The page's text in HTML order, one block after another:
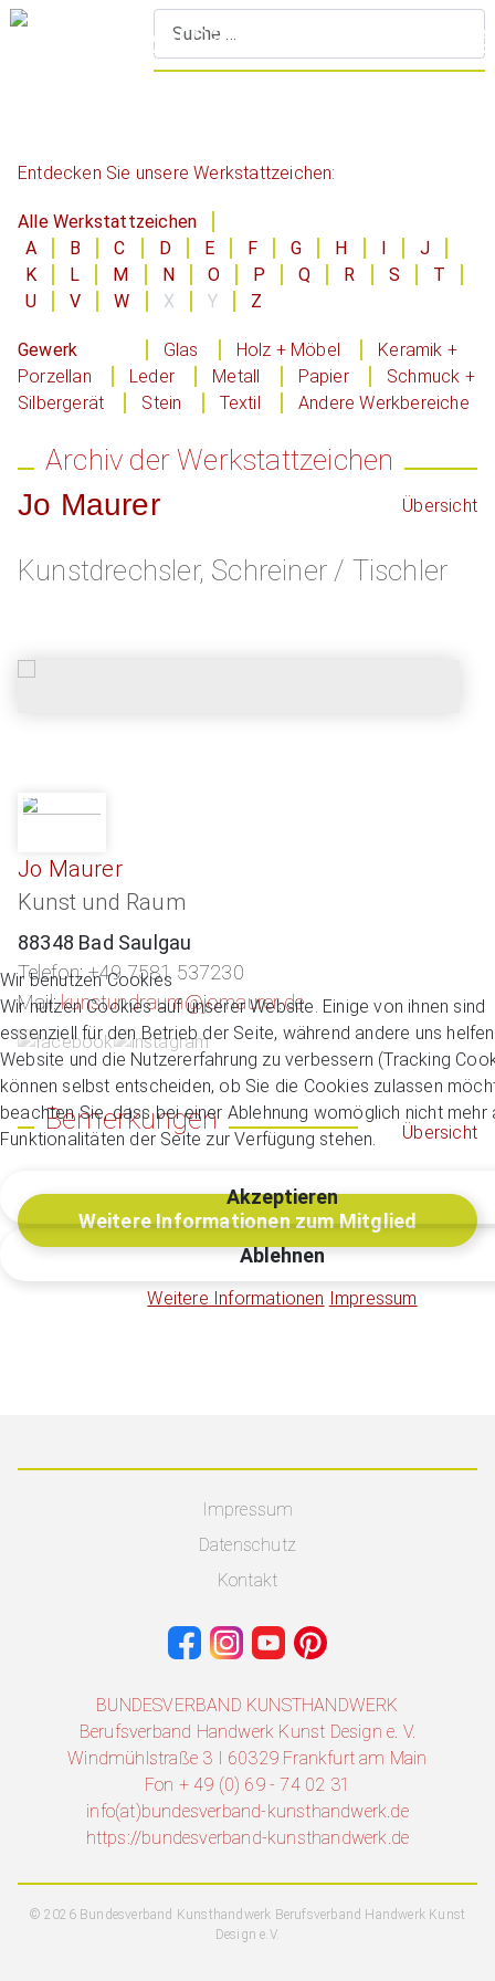
Entdecken Sie unsere Werkstattzeichen:
Alle Werkstattzeichen
A
B C D E F G H
J
K
L M N O P Q R S
T
U
V W X Y Z
Gewerk Glas Holz + Möbel
Keramik +
Porzellan
Leder Metall Papier
Schmuck +
Silbergerät
Stein Textil Andere Werkbereiche
Archiv der Werkstattzeichen
Übersicht
Jo Maurer
Kunstdrechsler, Schreiner / Tischler
Jo Maurer
Kunst und Raum
88348 Bad Saulgau
Telefon: +49 7581 537230
Mail:kunstundraum@jomaurer.de
Übersicht
Bemerkungen
Weitere Informationen zum Mitglied
Impressum
Datenschutz
Kontakt
BUNDESVERBAND KUNSTHANDWERK
Berufsverband Handwerk Kunst Design e. V.
Windmühlstraße 3 I 60329 Frankfurt am Main
Fon + 49 (0) 69 - 74 02 31
info(at)bundesverband-kunsthandwerk.de
https://bundesverband-kunsthandwerk.de
© 2026 Bundesverband Kunsthandwerk Berufsverband Handwerk Kunst
Design e.V.
Wir benutzen Cookies
Wir nutzen Cookies auf unserer Website. Einige von ihnen sind
essenziell für den Betrieb der Seite, während andere uns
Website und die Nutzererfahrung zu verbessern (Tracking
können selbst entscheiden, ob Sie die Cookies zulassen
beachten Sie, dass bei einer Ablehnung womöglich nicht mehr
Funktionalitäten der Seite zur Verfügung stehen.
Akzeptieren
Ablehnen
Weitere Informationen Impressum